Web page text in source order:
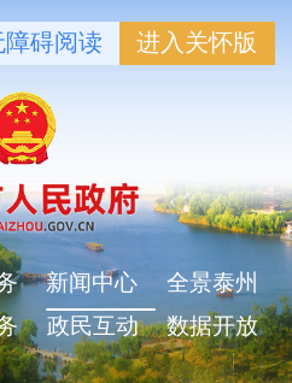
障碍阅读 进入关怀版
新闻中心
全景泰州
政民互动 数据开放